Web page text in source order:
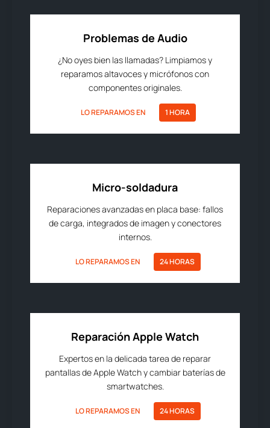
Problemas de Audio
¿No oyes bien las llamadas? Limpiamos y
reparamos altavoces y micrófonos con
componentes originales.
LO REPARAMOS EN 1 HORA
Micro-soldadura
Reparaciones avanzadas en placa base: fallos
de carga, integrados de imagen y conectores
internos.
LO REPARAMOS EN 24 HORAS
Reparación Apple Watch
Expertos en la delicada tarea de reparar
pantallas de Apple Watch y cambiar baterías de
smartwatches.
LO REPARAMOS EN 24 HORAS